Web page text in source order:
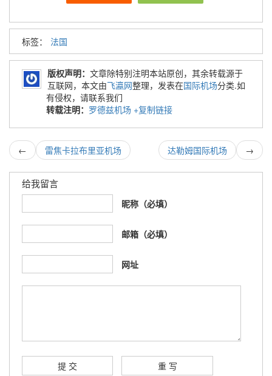
标签： 法国
版权声明： 文章除特别注明本站原创，其余转载源于
互联网，本文由飞瀛网整理，发表在国际机场分类.如
有侵权，请联系我们
转载注明： 罗德兹机场 +复制链接
← 雷焦卡拉布里亚机场 →
达勒姆国际机场
给我留言
昵称（必填）
邮箱（必填）
网址